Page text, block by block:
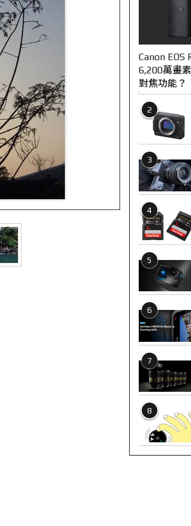
Canon EOS
6,200萬畫
對焦功能？
2
3
4
5
6
7
8